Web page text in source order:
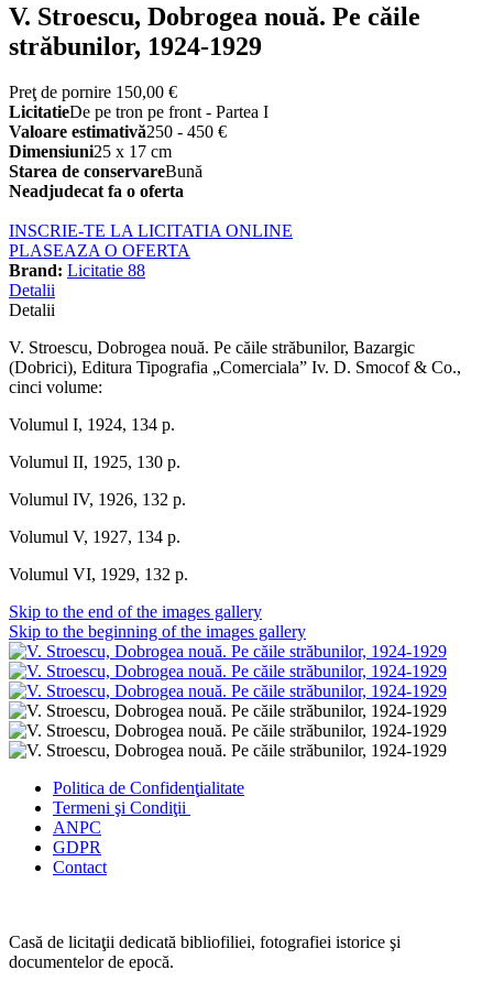
V. Stroescu, Dobrogea nouă. Pe căile
străbunilor, 1924-1929
Preţ de pornire 150,00 €
LicitatieDe pe tron pe front - Partea I
Valoare estimativă250 - 450 €
Dimensiuni25 x 17 cm
Starea de conservareBună
Neadjudecat fa o oferta
INSCRIE-TE LA LICITATIA ONLINE
PLASEAZA O OFERTA
Brand: Licitatie 88
Detalii
Detalii
V. Stroescu, Dobrogea nouă. Pe căile străbunilor, Bazargic
(Dobrici), Editura Tipografia „Comerciala” Iv. D. Smocof & Co.,
cinci volume:
Volumul I, 1924, 134 p.
Volumul II, 1925, 130 p.
Volumul IV, 1926, 132 p.
Volumul V, 1927, 134 p.
Volumul VI, 1929, 132 p.
Skip to the end of the images gallery
Skip to the beginning of the images gallery
Politica de Confidenţialitate
Termeni şi Condiţii
ANPC
GDPR
Contact
Casă de licitaţii dedicată bibliofiliei, fotografiei istorice şi
documentelor de epocă.